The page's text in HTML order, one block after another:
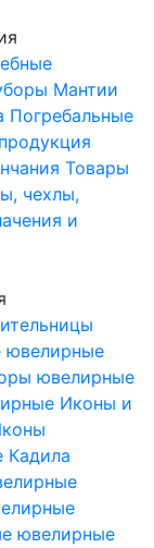
Мантии
Погребальные
Товары
чехлы,
и
ювелирные
ювелирные
Иконы и
Кадила
ювелирные